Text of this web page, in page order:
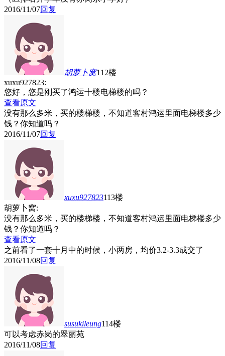
2016/11/07回复
胡萝卜窝112楼
xuxu927823:
您好，您是刚买了鸿运十楼电梯楼的吗？
查看原文
没有那么多米，买的楼梯楼，不知道客村鸿运里面电梯楼多少
钱？你知道吗？
2016/11/07回复
xuxu927823113楼
胡萝卜窝:
没有那么多米，买的楼梯楼，不知道客村鸿运里面电梯楼多少
钱？你知道吗？
查看原文
之前看了一套十月中的时候，小两房，均价3.2-3.3成交了
2016/11/08回复
susukileung114楼
可以考虑赤岗的翠丽苑
2016/11/08回复